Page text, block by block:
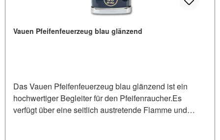
Vauen Pfeifenfeuerzeug blau glänzend
Das Vauen Pfeifenfeuerzeug blau glänzend ist ein
hochwertiger Begleiter für den Pfeifenraucher.Es
verfügt über eine seitlich austretende Flamme und